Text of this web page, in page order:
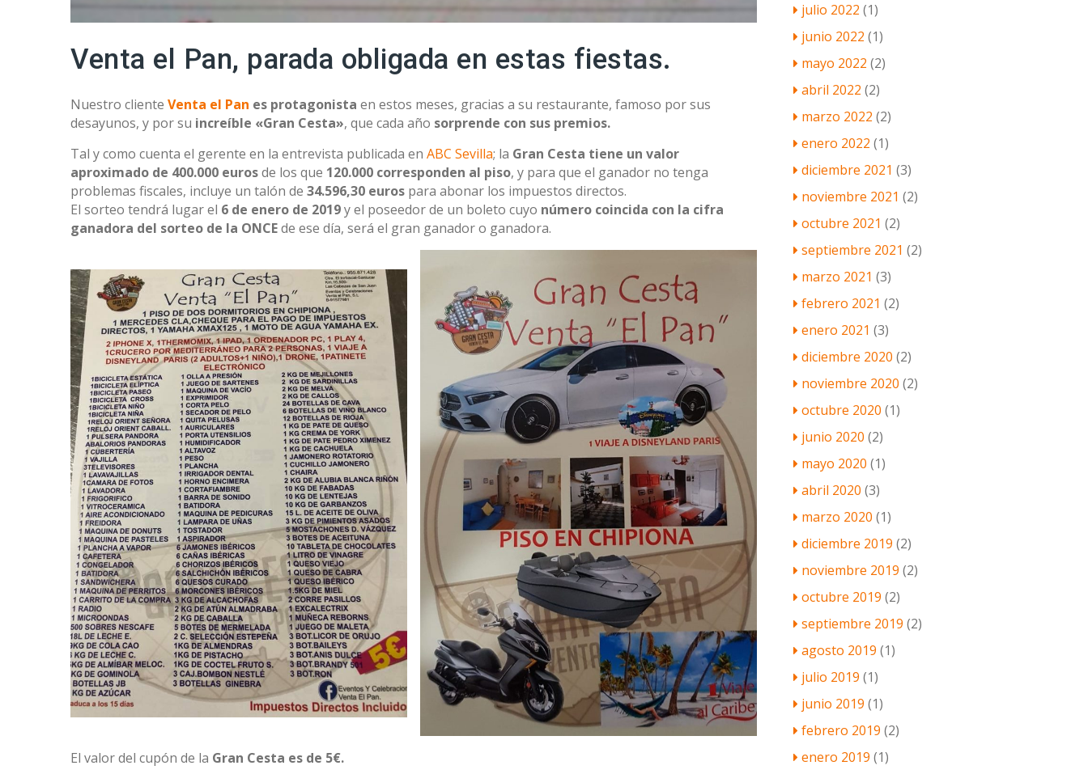
Venta el Pan, parada obligada en estas fiestas.
Nuestro cliente Venta el Pan es protagonista en estos meses, gracias a su restaurante, famoso por sus
desayunos, y por su increíble «Gran Cesta», que cada año sorprende con sus premios.
Tal y como cuenta el gerente en la entrevista publicada en ABC Sevilla; la Gran Cesta tiene un valor
aproximado de 400.000 eurosde los que 120.000 corresponden al piso, y para que el ganador no tenga
problemas fiscales, incluye un talón de 34.596,30 euros para abonar los impuestos directos.
El sorteo tendrá lugar el 6 de enero de 2019y el poseedor de un boleto cuyo número coincida con la cifra
ganadora del sorteo de la ONCEde ese día, será el gran ganador o ganadora.
El valor del cupón de la Gran Cesta es de 5€.
julio 2022 (1)
junio 2022 (1)
mayo 2022 (2)
abril 2022 (2)
marzo 2022 (2)
enero 2022 (1)
diciembre 2021 (3)
noviembre 2021 (2)
octubre 2021 (2)
septiembre 2021 (2)
marzo 2021 (3)
febrero 2021 (2)
enero 2021 (3)
diciembre 2020 (2)
noviembre 2020 (2)
octubre 2020 (1)
junio 2020 (2)
mayo 2020 (1)
abril 2020 (3)
marzo 2020 (1)
diciembre 2019 (2)
noviembre 2019 (2)
octubre 2019 (2)
septiembre 2019 (2)
agosto 2019 (1)
julio 2019 (1)
junio 2019 (1)
febrero 2019 (2)
enero 2019 (1)